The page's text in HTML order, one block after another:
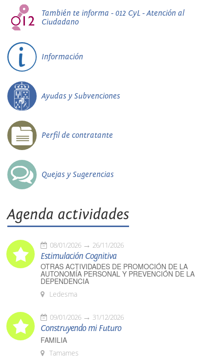
También te informa - 012 CyL - Atención al
Ciudadano
Información
Ayudas y Subvenciones
Perfil de contratante
Quejas y Sugerencias
Agenda actividades
08/01/2026 26/11/2026
Estimulación Cognitiva
OTRAS ACTIVIDADES DE PROMOCIÓN DE LA
AUTONOMÍA PERSONAL Y PREVENCIÓN DE LA
DEPENDENCIA
Ledesma
09/01/2026 31/12/2026
Construyendo mi Futuro
FAMILIA
Tamames